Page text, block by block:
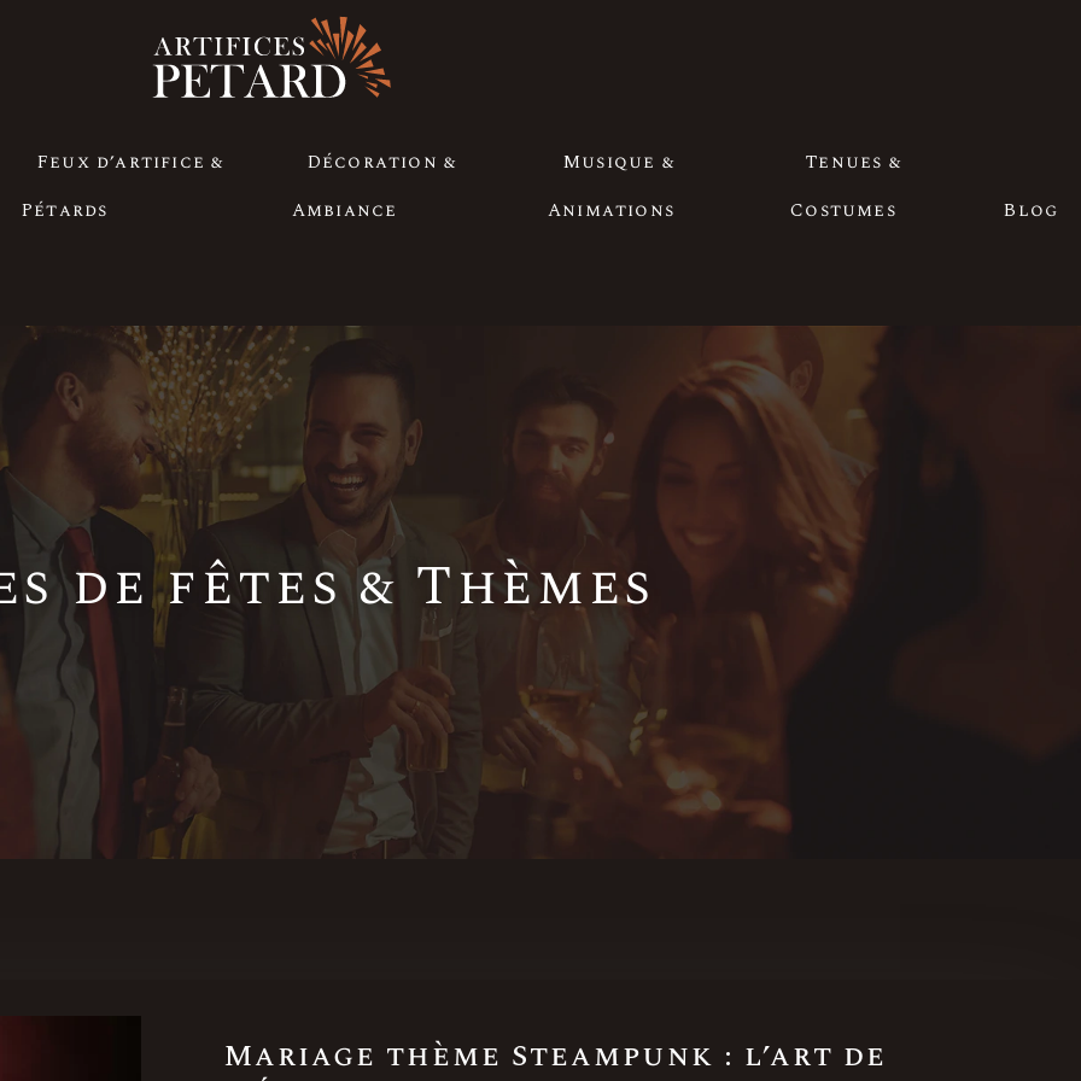
Feux d’artifice &
Pétards
Décoration &
Ambiance
Musique &
Animations
Tenues &
Costumes
Blog
de fêtes & Thèmes
Mariage thème Steampunk : l’art de